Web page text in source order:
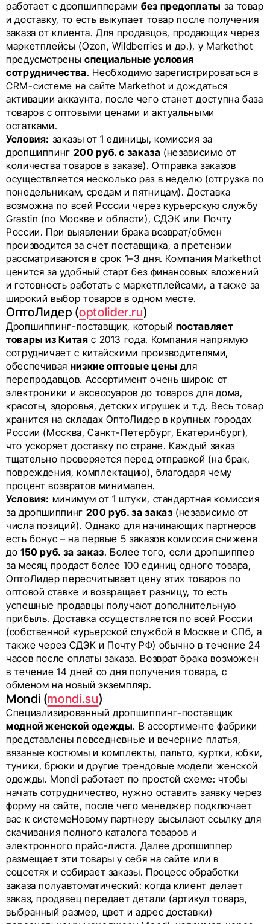
работает с дропшипперами без предоплаты за товар
и доставку, то есть выкупает товар после получения
заказа от клиента. Для продавцов, продающих через
маркетплейсы (Ozon, Wildberries и др.), у Markethot
предусмотрены специальные условия
сотрудничества. Необходимо зарегистрироваться в
CRM-системе на сайте Markethot и дождаться
активации аккаунта, после чего станет доступна база
товаров с оптовыми ценами и актуальными
остатками.
Условия: заказы от 1 единицы, комиссия за
дропшиппинг 200 руб. с заказа (независимо от
количества товаров в заказе). Отправка заказов
осуществляется несколько раз в неделю (отгрузка по
понедельникам, средам и пятницам). Доставка
возможна по всей России через курьерскую службу
Grastin (по Москве и области), СДЭК или Почту
России. При выявлении брака возврат/обмен
производится за счет поставщика, а претензии
рассматриваются в срок 1–3 дня. Компания Markethot
ценится за удобный старт без финансовых вложений
и готовность работать с маркетплейсами, а также за
широкий выбор товаров в одном месте.
ОптоЛидер (optolider.ru)
Дропшиппинг-поставщик, который поставляет
товары из Китая с 2013 года. Компания напрямую
сотрудничает с китайскими производителями,
обеспечивая низкие оптовые цены для
перепродавцов. Ассортимент очень широк: от
электроники и аксессуаров до товаров для дома,
красоты, здоровья, детских игрушек и т.д. Весь товар
хранится на складах ОптоЛидер в крупных городах
России (Москва, Санкт-Петербург, Екатеринбург),
что ускоряет доставку по стране. Каждый заказ
тщательно проверяется перед отправкой (на брак,
повреждения, комплектацию), благодаря чему
процент возвратов минимален.
Условия: минимум от 1 штуки, стандартная комиссия
за дропшиппинг 200 руб. за заказ (независимо от
числа позиций). Однако для начинающих партнеров
есть бонус – на первые 5 заказов комиссия снижена
до 150 руб. за заказ. Более того, если дропшиппер
за месяц продаст более 100 единиц одного товара,
ОптоЛидер пересчитывает цену этих товаров по
оптовой ставке и возвращает разницу, то есть
успешные продавцы получают дополнительную
прибыль. Доставка осуществляется по всей России
(собственной курьерской службой в Москве и СПб, а
также через СДЭК и Почту РФ) обычно в течение 24
часов после оплаты заказа. Возврат брака возможен
в течение 14 дней со дня получения товара, с
обменом на новый экземпляр.
Mondi (mondi.su)
Специализированный дропшиппинг-поставщик
модной женской одежды. В ассортименте фабрики
представлены повседневные и вечерние платья,
вязаные костюмы и комплекты, пальто, куртки, юбки,
туники, брюки и другие трендовые модели женской
одежды. Mondi работает по простой схеме: чтобы
начать сотрудничество, нужно оставить заявку через
форму на сайте, после чего менеджер подключает
вас к системеНовому партнеру высылают ссылку для
скачивания полного каталога товаров и
электронного прайс-листа. Далее дропшиппер
размещает эти товары у себя на сайте или в
соцсетях и собирает заказы. Процесс обработки
заказа полуавтоматический: когда клиент делает
заказ, продавец передает детали (артикул товара,
выбранный размер, цвет и адрес доставки)